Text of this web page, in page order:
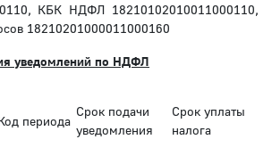
КБК НДФЛ 18210102010011000110,
18210201000011000160
уведомлений по НДФЛ
периода
Срок подачи
уведомления
Срок уплаты
налога